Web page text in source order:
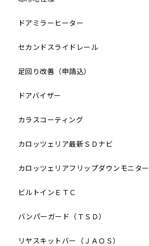
ドアミラーヒーター
セカンドスライドレール
足回り改善（申請込）
ドアバイザー
カラスコーティング
カロッツェリア最新ＳＤナビ
カロッツェリアフリップダウンモニター
ビルトインＥＴＣ
バンパーガード（ＴＳＤ）
リヤスキットバー（ＪＡＯＳ）